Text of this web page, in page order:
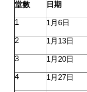
堂數 日期
1 1 月 6日
2 1 月 13日
3 1 月 20日
4 1 月 27日